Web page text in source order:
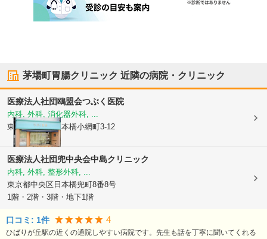
茅場町胃腸クリニック 近隣の病院・クリニック
医療法人社団鴎盟会つぶく医院
内科, 外科, 消化器外科, ...
東京都中央区
日本橋小網町3-12
医療法人社団兜中央会中島クリニック
内科, 外科, 整形外科, ...
東京都中央区 日本橋兜町8番8号
1階・2階・3階・地下1階
口コミ: 1件 4
ひばりが丘駅の近くの通院しやすい病院です。先生も話を丁寧に聞いてくれる